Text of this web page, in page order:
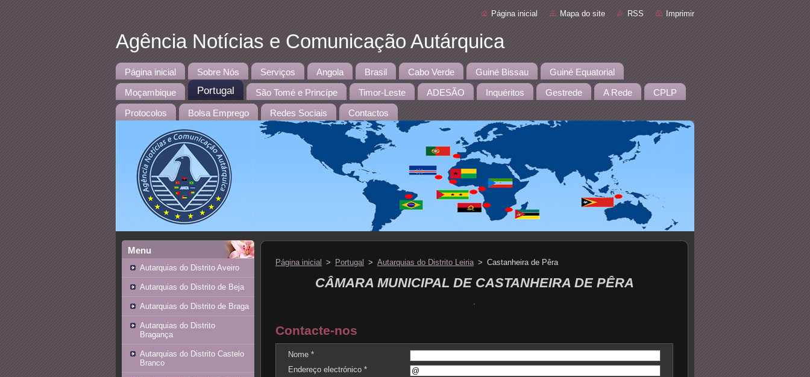
Página inicial Mapa do site RSS Imprimir
Agência Notícias e Comunicação Autárquica
Página inicial Sobre Nós Serviços Angola Brasil Cabo Verde Guiné Bissau Guiné Equatorial
Moçambique Portugal São Tomé e Princípe Timor-Leste ADESÃO Inquéritos Gestrede A Rede CPLP
Protocolos Bolsa Emprego Redes Sociais Contactos
Menu
Autarquias do Distrito Aveiro
Autarquias do Distrito de Beja
Autarquias do Distrito de Braga
Autarquias do Distrito
Bragança
Autarquias do Distrito Castelo
Branco
Página inicial > Portugal > Autarquias do Distrito Leiria > Castanheira de Pêra
CÂMARA MUNICIPAL DE CASTANHEIRA DE PÊRA
Contacte-nos
Nome *
Endereço electrónico *